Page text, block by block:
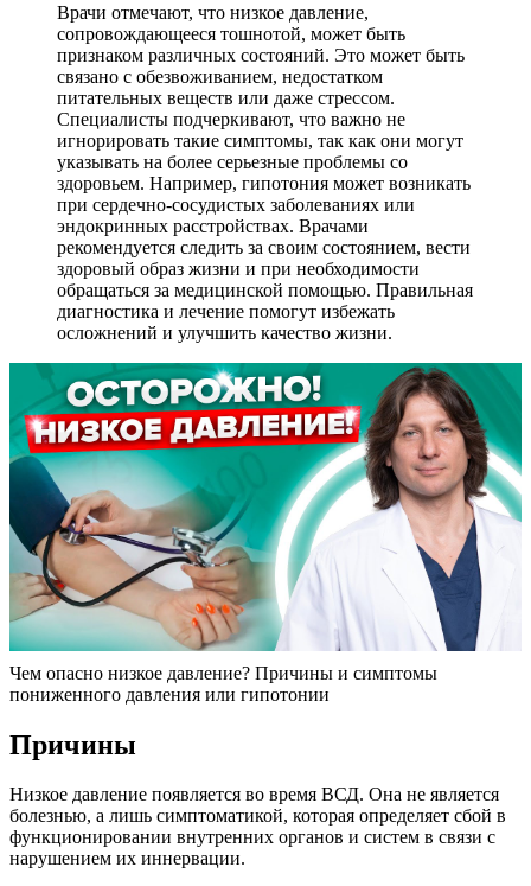
Врачи отмечают, что низкое давление,
сопровождающееся тошнотой, может быть
признаком различных состояний. Это может быть
связано с обезвоживанием, недостатком
питательных веществ или даже стрессом.
Специалисты подчеркивают, что важно не
игнорировать такие симптомы, так как они могут
указывать на более серьезные проблемы со
здоровьем. Например, гипотония может возникать
при сердечно-сосудистых заболеваниях или
эндокринных расстройствах. Врачами
рекомендуется следить за своим состоянием, вести
здоровый образ жизни и при необходимости
обращаться за медицинской помощью. Правильная
диагностика и лечение помогут избежать
осложнений и улучшить качество жизни.
Чем опасно низкое давление? Причины и симптомы
пониженного давления или гипотонии
Причины
Низкое давление появляется во время ВСД. Она не является
болезнью, а лишь симптоматикой, которая определяет сбой в
функционировании внутренних органов и систем в связи с
нарушением их иннервации.